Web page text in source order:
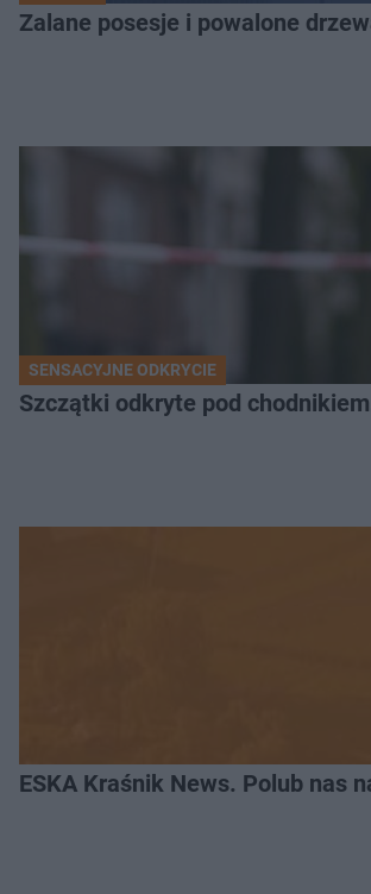
Zalane posesje i powalone
SENSACYJNE ODKRYCIE
Szczątki odkryte pod
ESKA Kraśnik News. Polub nas